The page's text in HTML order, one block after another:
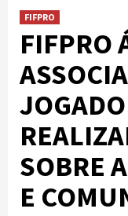
FIFPRO
FIFPRO
SOBRE
E